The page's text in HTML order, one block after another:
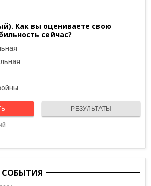
Как вы оцениваете свою
сейчас?
РЕЗУЛЬТАТЫ